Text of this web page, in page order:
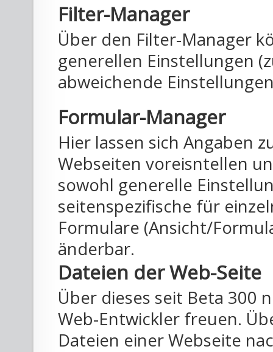
Filter-Manager
Über den Filter-Manager
generellen Einstellungen
abweichende
Formular-Manager
Hier lassen sich Angaben
Webseiten voreisntellen
sowohl generelle
seitenspezifische für
Formulare (Ansicht/
änderbar.
Dateien der Web-Seite
Über dieses seit Beta 300
Web-Entwickler freuen.
Dateien einer Webseite